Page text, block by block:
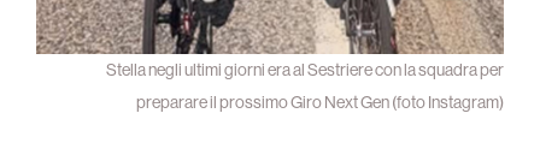
Stella negli ultimi giorni era al Sestriere con la squadra per
preparare il prossimo Giro Next Gen (foto Instagram)